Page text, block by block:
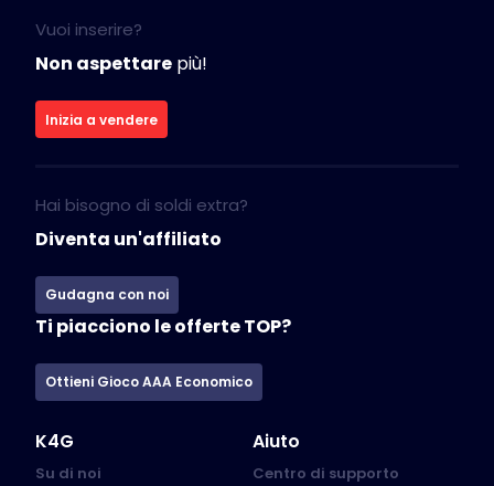
Vuoi inserire?
Non aspettare più!
Inizia a vendere
Hai bisogno di soldi extra?
Diventa un'affiliato
Gudagna con noi
Ti piacciono le offerte TOP?
Ottieni Gioco AAA Economico
K4G
Su di noi
Aiuto
Centro di supporto